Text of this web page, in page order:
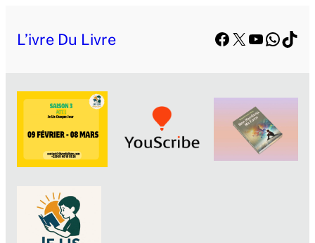
L’ivre Du Livre Facebook
X YouTube